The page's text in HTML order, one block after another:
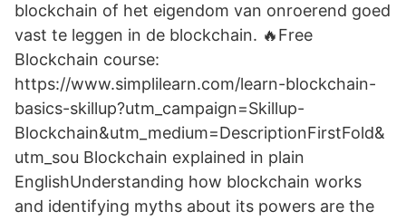
blockchain of het eigendom van onroerend goed
vast te leggen in de blockchain. 🔥Free
Blockchain course:
https://www.simplilearn.com/learn-blockchain-
basics-skillup?utm_campaign=Skillup-
Blockchain&utm_medium=DescriptionFirstFold&
utm_sou Blockchain explained in plain
EnglishUnderstanding how blockchain works
and identifying myths about its powers are the